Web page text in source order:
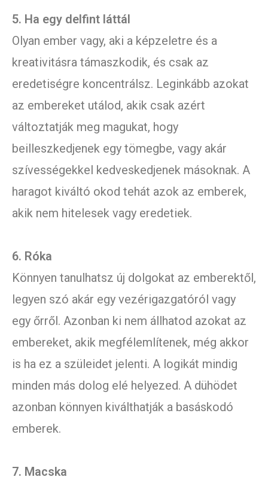
5. Ha egy delfint láttál
Olyan ember vagy, aki a képzeletre és a
kreativitásra támaszkodik, és csak az
eredetiségre koncentrálsz. Leginkább azokat
az embereket utálod, akik csak azért
változtatják meg magukat, hogy
beilleszkedjenek egy tömegbe, vagy akár
szívességekkel kedveskedjenek másoknak. A
haragot kiváltó okod tehát azok az emberek,
akik nem hitelesek vagy eredetiek.
6. Róka
Könnyen tanulhatsz új dolgokat az emberektől,
legyen szó akár egy vezérigazgatóról vagy
egy őrről. Azonban ki nem állhatod azokat az
embereket, akik megfélemlítenek, még akkor
is ha ez a szüleidet jelenti. A logikát mindig
minden más dolog elé helyezed. A dühödet
azonban könnyen kiválthatják a basáskodó
emberek.
7. Macska